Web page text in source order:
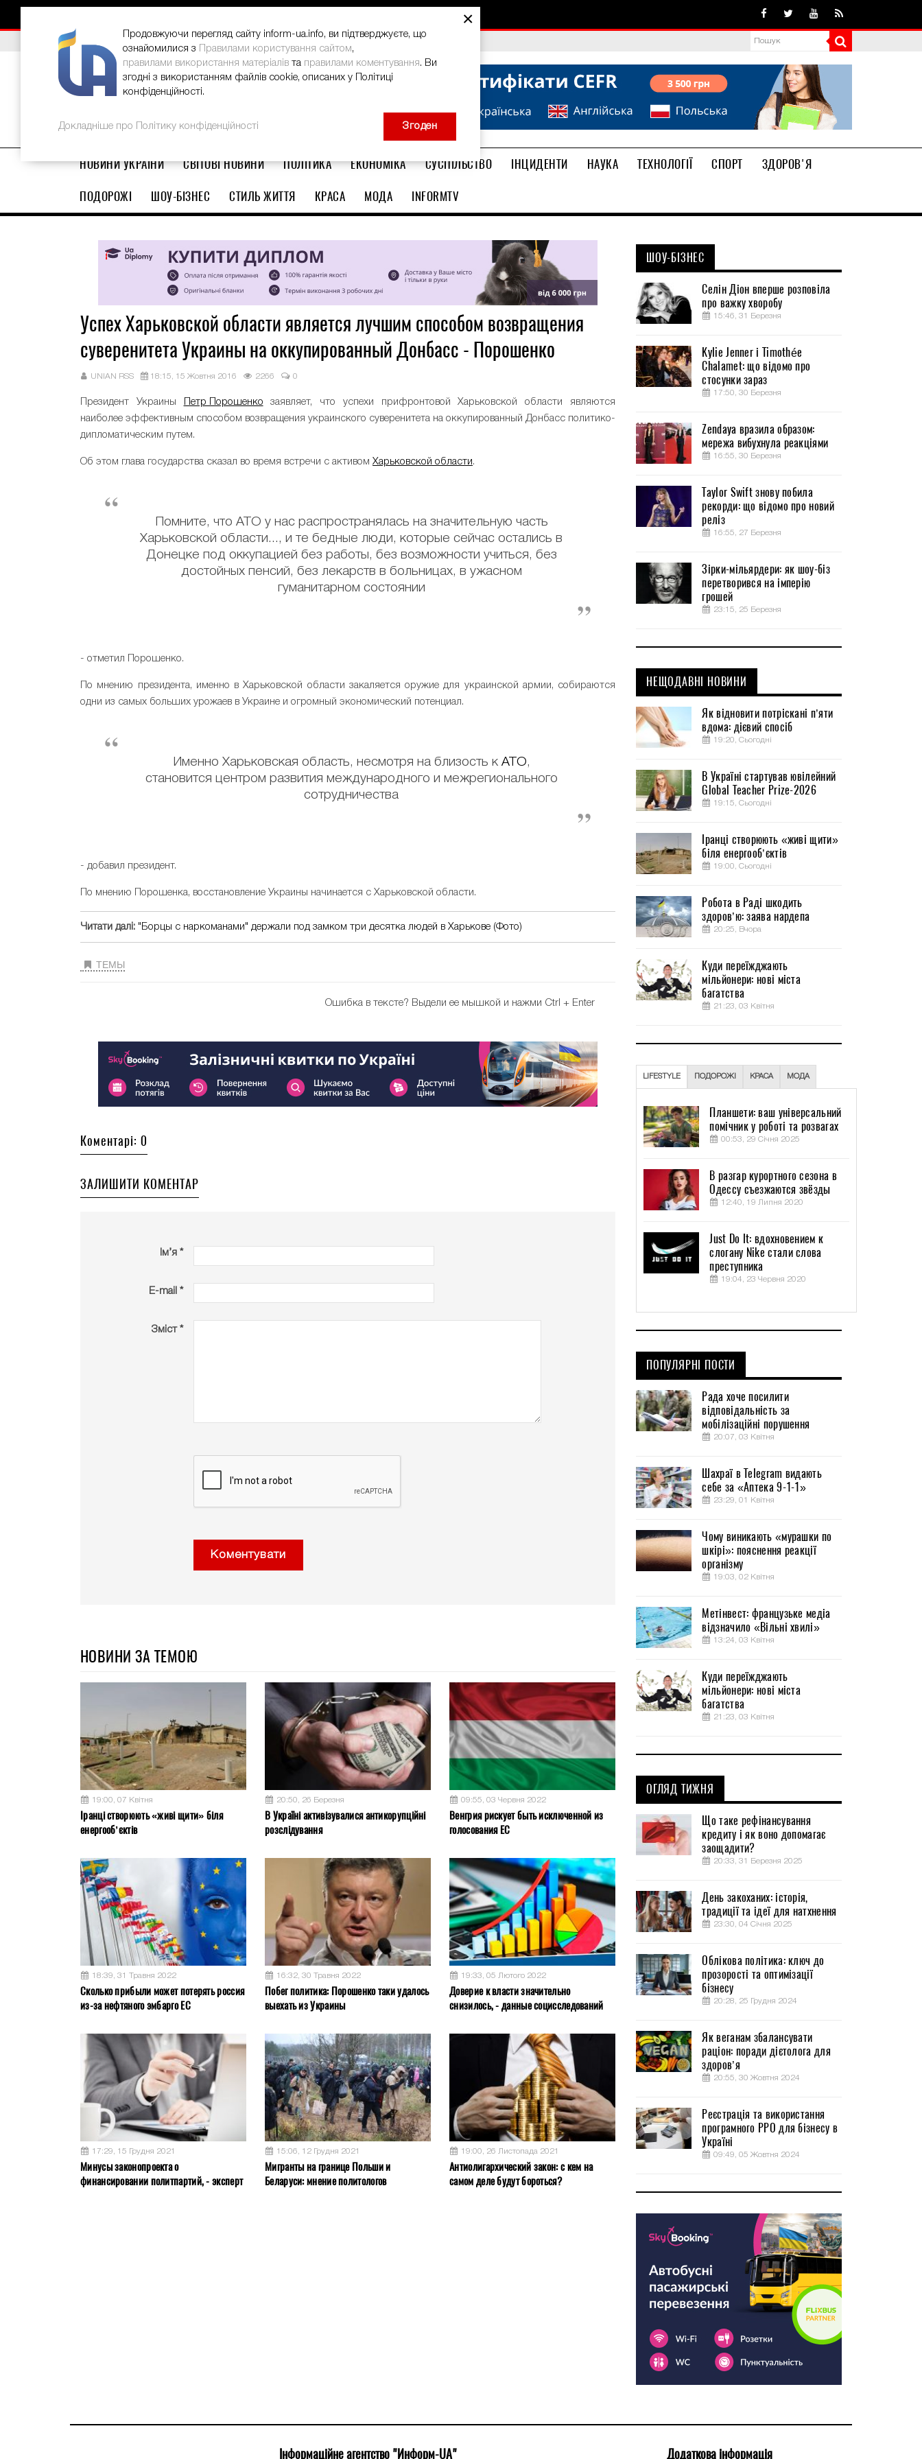
ВИБІР РЕДАКЦІЇ В Україні стартував ювілейний Global Teacher Prize-2026
НОВИНИ УКРАЇНИ СВІТОВІ НОВИНИ ПОЛІТИКА ЕКОНОМІКА СУСПІЛЬСТВО ІНЦИДЕНТИ НАУКА ТЕХНОЛОГІЇ СПОРТ
ЗДОРОВ'Я
ПОДОРОЖІ
ШОУ-БІЗНЕС СТИЛЬ ЖИТТЯ КРАСА МОДА INFORMTV
Успех Харьковской области является лучшим способом возвращения
суверенитета Украины на оккупированный Донбасс - Порошенко
UNIAN RSS 18:15, 15 Жовтня 2016 2266 0
Президент Украины Петр Порошенко заявляет, что успехи прифронтовой Харьковской области являются
наиболее эффективным способом возвращения украинского суверенитета на оккупированный Донбасс политико-
дипломатическим путем.
Об этом глава государства сказал во время встречи с активом Харьковской области.
Помните, что АТО у нас распространялась на значительную часть
Харьковской области..., и те бедные люди, которые сейчас остались в
Донецке под оккупацией без работы, без возможности учиться, без
достойных пенсий, без лекарств в больницах, в ужасном
гуманитарном состоянии
- отметил Порошенко.
По мнению президента, именно в Харьковской области закаляется оружие для украинской армии, собираются
одни из самых больших урожаев в Украине и огромный экономический потенциал.
Именно Харьковская область, несмотря на близость к АТО,
становится центром развития международного и межрегионального
сотрудничества
- добавил президент.
По мнению Порошенка, восстановление Украины начинается с Харьковской области.
Читати далі: "Борцы с наркоманами" держали под замком три десятка людей в Харькове (Фото)
ТЕМЫ
Ошибка в тексте? Выдели ее мышкой и нажми Ctrl + Enter
Коментарі: 0
ЗАЛИШИТИ КОМЕНТАР
Ім’я *
E-mail *
Зміст *
Коментувати
НОВИНИ ЗА ТЕМОЮ
19:00, 07 Квітня
Іранці створюють «живі щити» біля
енергооб’єктів
20:50, 26 Березня
В Україні активізувалися антикорупційні
розслідування
09:55, 03 Червня 2022
Венгрия рискует быть исключенной из
голосования ЕС
18:39, 31 Травня 2022
Сколько прибыли может потерять россия
из-за нефтяного эмбарго ЕС
16:32, 30 Травня 2022
Побег политика: Порошенко таки удалось
выехать из Украины
19:33, 05 Лютого 2022
Доверие к власти значительно
снизилось, - данные социсследований
17:29, 15 Грудня 2021
Минусы законопроекта о
финансировании политпартий, - эксперт
15:06, 12 Грудня 2021
Мигранты на границе Польши и
Беларуси: мнение политологов
19:00, 26 Листопада 2021
Антиолигархический закон: с кем на
самом деле будут бороться?
ШОУ-БІЗНЕС
Селін Діон вперше розповіла
про важку хворобу
15:46, 31 Березня
Kylie Jenner і Timothée
Chalamet: що відомо про
стосунки зараз
17:50, 30 Березня
Zendaya вразила образом:
мережа вибухнула реакціями
16:55, 30 Березня
Taylor Swift знову побила
рекорди: що відомо про новий
реліз
16:55, 27 Березня
Зірки-мільярдери: як шоу-біз
перетворився на імперію
грошей
23:15, 25 Березня
НЕЩОДАВНІ НОВИНИ
Як відновити потріскані п’яти
вдома: дієвий спосіб
19:20, Сьогодні
В Україні стартував ювілейний
Global Teacher Prize-2026
19:15, Сьогодні
Іранці створюють «живі щити»
біля енергооб’єктів
19:00, Сьогодні
Робота в Раді шкодить
здоров’ю: заява нардепа
20:25, Вчора
Куди переїжджають
мільйонери: нові міста
багатства
21:23, 03 Квітня
LIFESTYLE ПОДОРОЖІ КРАСА МОДА
Планшети: ваш універсальний
помічник у роботі та розвагах
00:53, 29 Січня 2025
В разгар курортного сезона в
Одессу съезжаются звёзды
12:40, 19 Липня 2020
Just Do It: вдохновением к
слогану Nike стали слова
преступника
19:04, 23 Червня 2020
ПОПУЛЯРНІ ПОСТИ
Рада хоче посилити
відповідальність за
мобілізаційні порушення
20:07, 03 Квітня
Шахраї в Telegram видають
себе за «Аптека 9-1-1»
23:29, 01 Квітня
Чому виникають «мурашки по
шкірі»: пояснення реакції
організму
19:03, 02 Квітня
Метінвест: французьке медіа
відзначило «Вільні хвилі»
13:24, 03 Квітня
Куди переїжджають
мільйонери: нові міста
багатства
21:23, 03 Квітня
ОГЛЯД ТИЖНЯ
Що таке рефінансування
кредиту і як воно допомагає
заощадити?
20:33, 31 Березня 2025
День закоханих: історія,
традиції та ідеї для натхнення
23:30, 04 Січня 2025
Облікова політика: ключ до
прозорості та оптимізації
бізнесу
20:28, 25 Грудня 2024
Як веганам збалансувати
раціон: поради дієтолога для
здоров’я
20:55, 30 Жовтня 2024
Реєстрація та використання
програмного РРО для бізнесу в
Україні
09:49, 05 Жовтня 2024
Інформаційне агентство "Информ-UA" Додаткова інформація
×
Продовжуючи перегляд сайту inform-ua.info, ви підтверджуєте, що
ознайомилися з
Правилами користування сайтом,
правилами використання матеріалів та правилами коментування. Ви
згодні з використанням файлів cookie, описаних у Політиці
конфіденційності.
Докладніше про Політику конфіденційності Згоден